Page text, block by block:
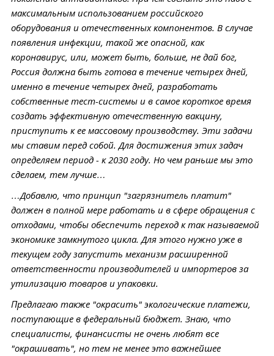
максимальным использованием российского
оборудования и отечественных компонентов. В случае
появления инфекции, такой же опасной, как
коронавирус, или, может быть, больше, не дай бог,
Россия должна быть готова в течение четырех дней,
именно в течение четырех дней, разработать
собственные тест-системы и в самое короткое время
создать эффективную отечественную вакцину,
приступить к ее массовому производству. Эти задачи
мы ставим перед собой. Для достижения этих задач
определяем период - к 2030 году. Но чем раньше мы это
сделаем, тем лучше…
…Добавлю, что принцип "загрязнитель платит"
должен в полной мере работать и в сфере обращения с
отходами, чтобы обеспечить переход к так называемой
экономике замкнутого цикла. Для этого нужно уже в
текущем году запустить механизм расширенной
ответственности производителей и импортеров за
утилизацию товаров и упаковки.
Предлагаю также "окрасить" экологические платежи,
поступающие в федеральный бюджет. Знаю, что
специалисты, финансисты не очень любят все
"окрашивать", но тем не менее это важнейшее